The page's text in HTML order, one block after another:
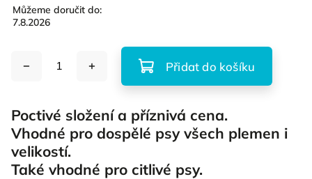
Můžeme doručit do:
7.8.2026
Přidat do košíku
Poctivé složení a příznivá cena.
Vhodné pro dospělé psy všech plemen i
velikostí.
Také vhodné pro citlivé psy.